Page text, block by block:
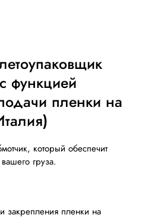
функцией
пленки на
)
который обеспечит
груза.
закрепления пленки на